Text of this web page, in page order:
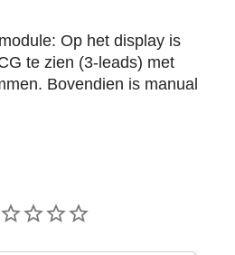
Op het display is
te zien (3-leads) met
Bovendien is manual